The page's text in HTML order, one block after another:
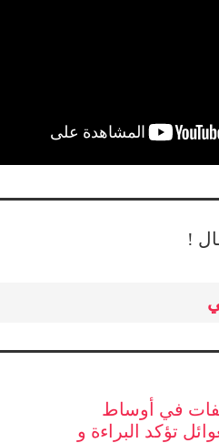
!
في أوساط
تؤكد البراءة و